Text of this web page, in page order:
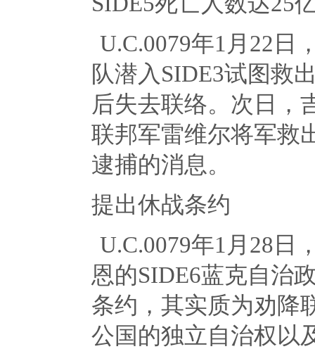
U.C.0079年1 月 22 日
队潜入 SIDE3试图救
后失去联络。次日，
联邦军雷维尔将军救
逮捕的消息。
提出休战条约
U.C.0079年1 月 28 日
恩的SIDE6蓝克自治
条约，其实质为劝降
公国的独立自治权以